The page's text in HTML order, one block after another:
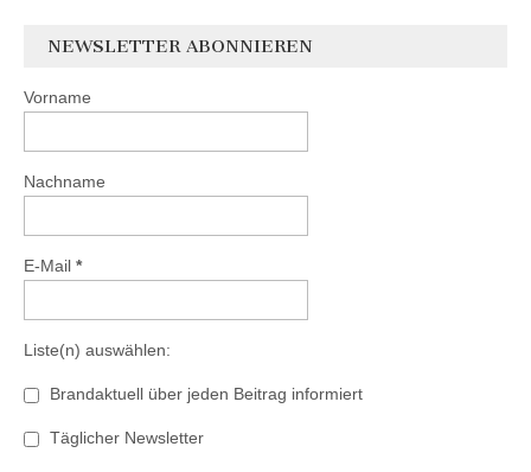
NEWSLETTER ABONNIEREN
Vorname
Nachname
E-Mail *
Liste(n) auswählen:
Brandaktuell über jeden Beitrag informiert
Täglicher Newsletter